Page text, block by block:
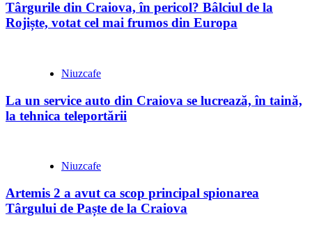
Târgurile din Craiova, în pericol? Bâlciul de la
Rojiște, votat cel mai frumos din Europa
Niuzcafe
La un service auto din Craiova se lucrează, în taină,
la tehnica teleportării
Niuzcafe
Artemis 2 a avut ca scop principal spionarea
Târgului de Paște de la Craiova